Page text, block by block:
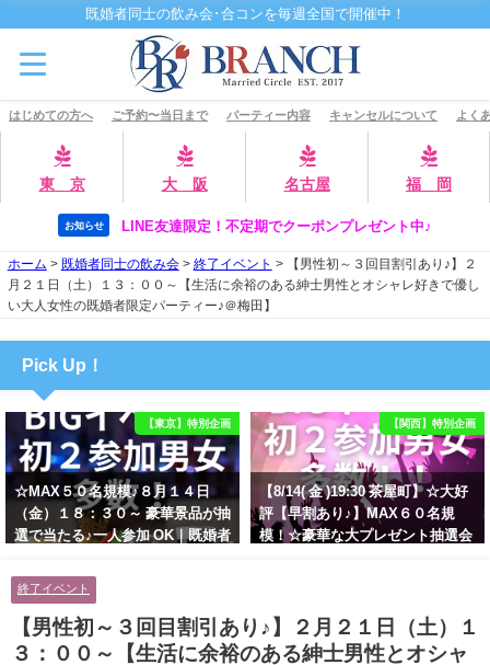
既婚者同士の飲み会･合コンを毎週全国で開催中！
はじめての方へ ご予約〜当日まで パーティー内容 キャンセルについて よく
東 京 大 阪 名古屋 福 岡
お知らせ LINE友達限定！不定期でクーポンプレゼント中♪
ホーム > 既婚者同士の飲み会> 終了イベント >
【男性初～３回目割引あり♪】２
月２１日（土）１３：００～【生活に余裕のある紳士男性とオシャレ好きで優し
い大人女性の既婚者限定パーティー♪＠梅田】
Pick Up！
【東京】特別企画
☆MAX５０名規模♪８月１４日
（金）１８：３０～ 豪華景品が抽
選で当たる♪一人参加 OK｜既婚者
に余裕のある健康的なオシャレ男
性と美容好きで優しさのある大人
女性の既婚者限定ビッグパーティ
ー♪＠池袋】
【関西】特別企画
【8/14( 金 )19:30 茶屋町】☆大好
評【早割あり♪】MAX６０名規
模！☆豪華な大プレゼント抽選会
ティー♪＠茶屋町】
終了イベント
【男性初～３回目割引あり♪】２月２１日（土）１
３：００～【生活に余裕のある紳士男性とオシャ